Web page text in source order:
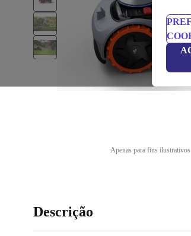
Apenas para fins ilustrativos
Descrição